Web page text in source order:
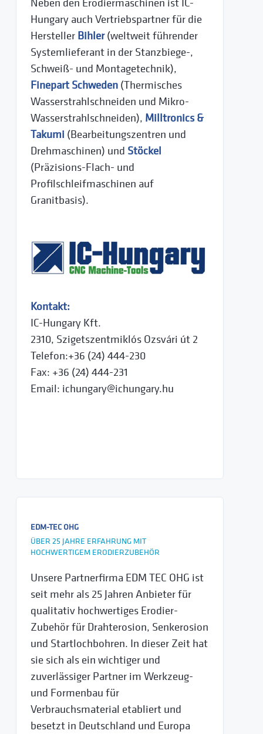
Hungary auch Vertriebspartner für die
Hersteller Bihler(weltweit führender
Systemlieferant in der Stanzbiege-,
Schweiß- und Montagetechnik),
Finepart Schweden (Thermisches
Wasserstrahlschneiden und Mikro-
Wasserstrahlschneiden), Milltronics &
Takumi (Bearbeitungszentren und
Drehmaschinen) und Stöckel
(Präzisions-Flach- und
Profilschleifmaschinen auf
Granitbasis).
Kontakt:
IC-Hungary Kft.
2310, Szigetszentmiklós Ozsvári út 2
Telefon:+36 (24) 444-230
Fax: +36 (24) 444-231
Email: ichungary@ichungary.hu
EDM-TEC OHG
ÜBER 25 JAHRE ERFAHRUNG MIT
HOCHWERTIGEM ERODIERZUBEHÖR
Unsere Partnerfirma EDM TEC OHG ist
seit mehr als 25 Jahren Anbieter für
qualitativ hochwertiges Erodier-
Zubehör für Drahterosion, Senkerosion
und Startlochbohren. In dieser Zeit hat
sie sich als ein wichtiger und
zuverlässiger Partner im Werkzeug-
und Formenbau für
Verbrauchsmaterial etabliert und
besetzt in Deutschland und Europa